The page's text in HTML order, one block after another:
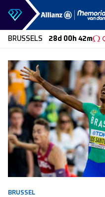
Skip to content
BRUSSELS 28d 00h 42m
BRUSSEL